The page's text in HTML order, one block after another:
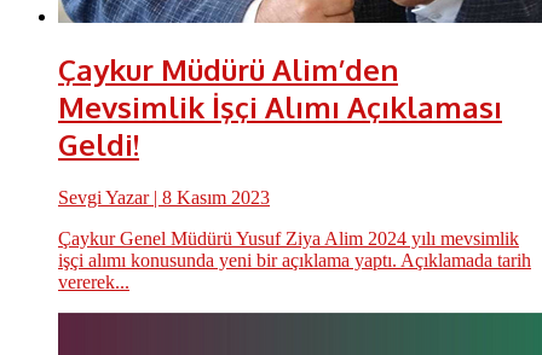
Çaykur Müdürü Alim’den
Mevsimlik İşçi Alımı Açıklaması
Geldi!
Sevgi Yazar| 8 Kasım 2023
Çaykur Genel Müdürü Yusuf Ziya Alim 2024 yılı mevsimlik
işçi alımı konusunda yeni bir açıklama yaptı. Açıklamada tarih
vererek...